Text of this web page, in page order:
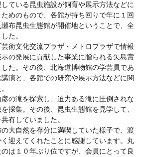
ている昆虫施設が飼育や展示方法などに
めのもので、各館が持ち回りで年に１回
布昆虫生態館が開催地ということで、全
た。
術文化交流プラザ・メトロプラザで情報
の発展に貢献した事業に贈られる矢島賞
た。その後、北海道博物館の学芸員であ
演と、各館での研究や展示方法などに関
の滝を探索し、迫力ある滝に圧倒されな
採集。その後、昆虫生態館を見学して、
有していました。
大自然を存分に満喫していた様子で、渡
迎えてくれたことに感謝しています。丸
は１０年ぶり位ですが、会員にとって良